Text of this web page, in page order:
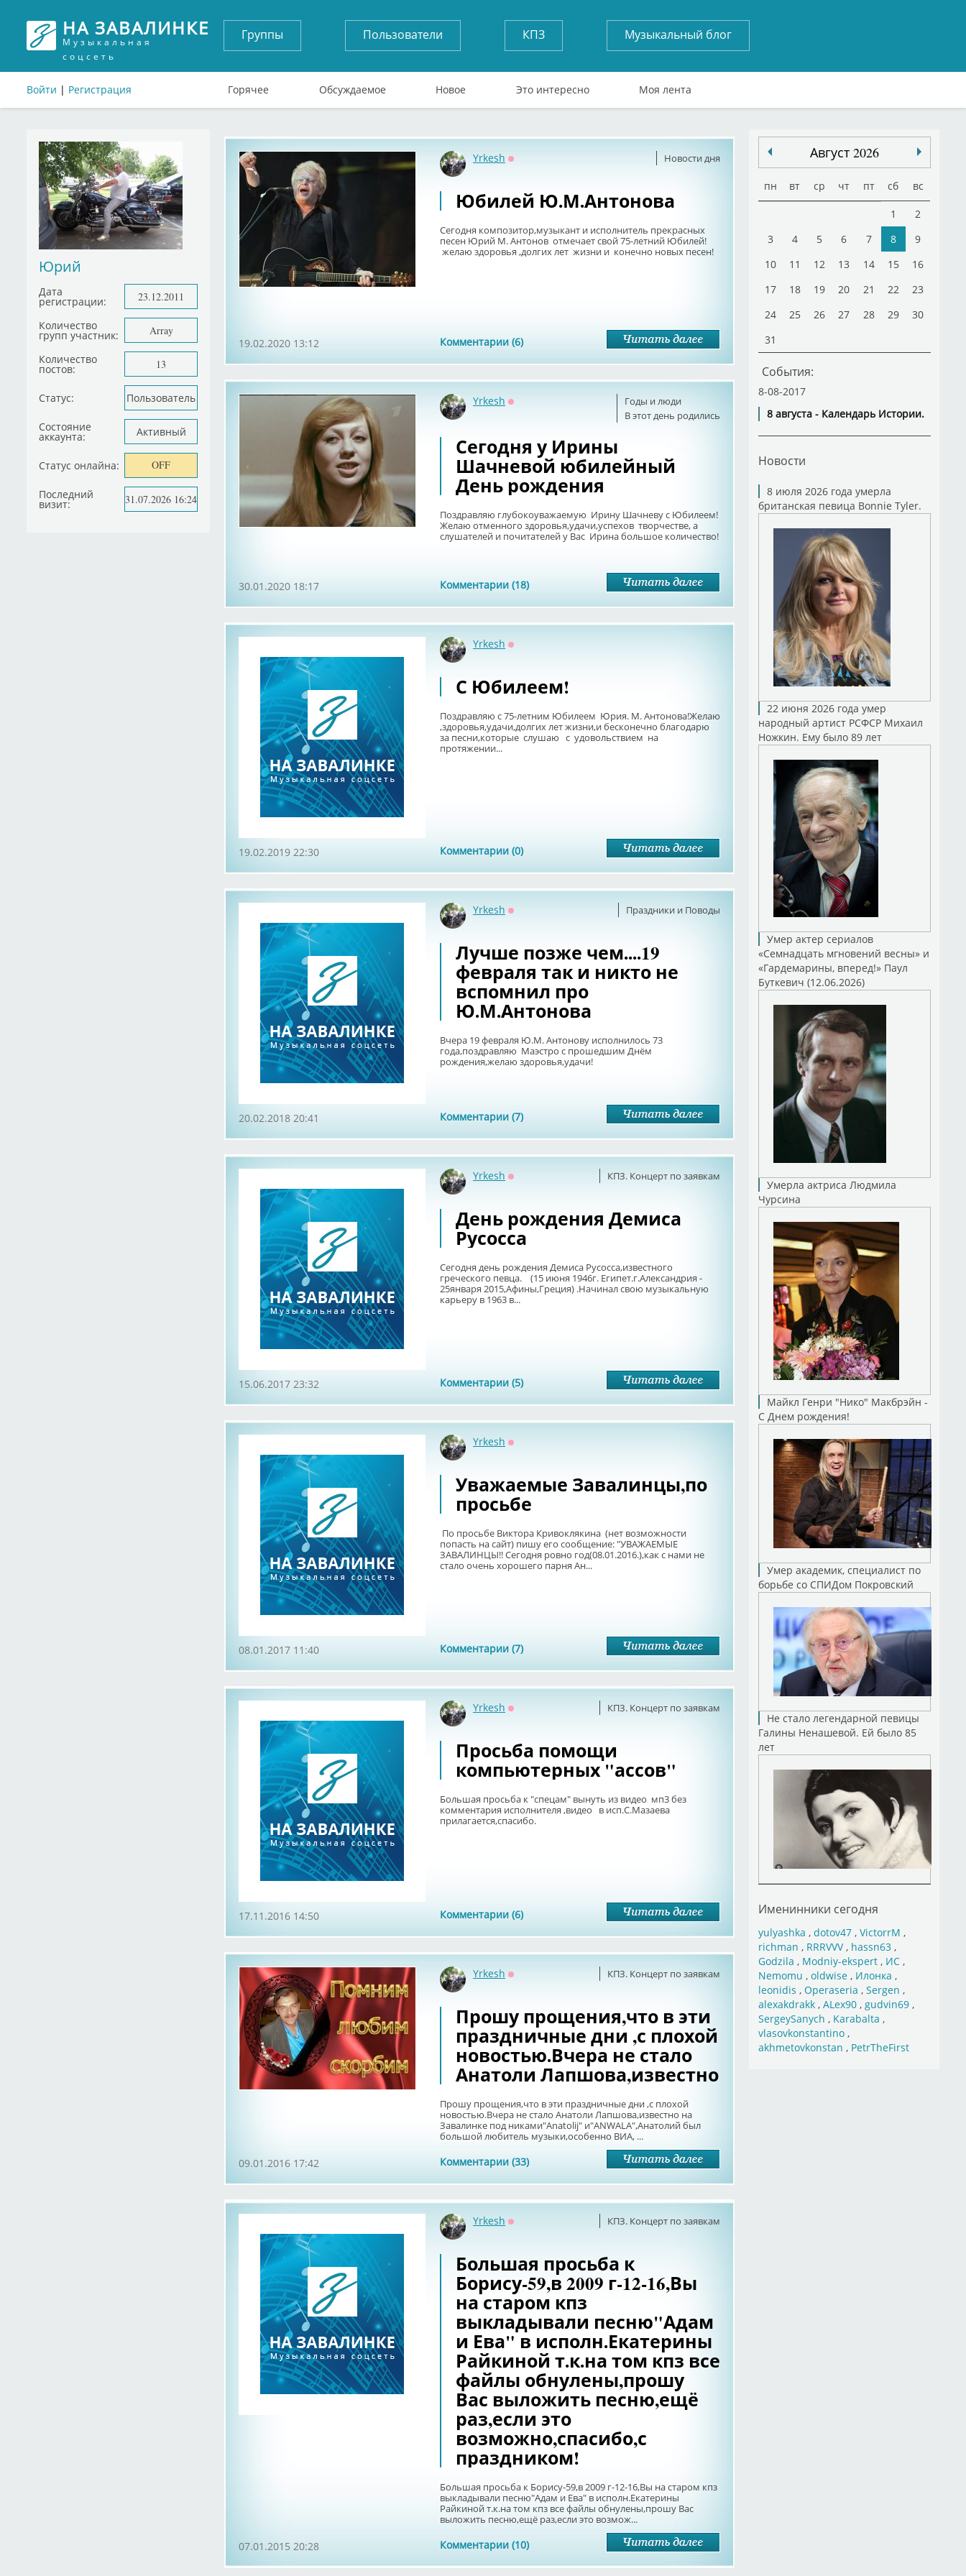
НА ЗАВАЛИНКЕ
Музыкальная
соцсеть
Войти | Регистрация
Группы Пользователи КПЗ Музыкальный блог
Горячее Обсуждаемое Новое Это интересно Моя лента
Юрий
Дата
регистрации: 23.12.2011
Количество
групп участник: Array
Количество
постов: 13
Статус: Пользователь
Состояние
аккаунта: Активный
Статус онлайна: OFF
Последний
визит: 31.07.2026 16:24
Новости дня
Yrkesh
Юбилей Ю.М.Антонова
Сегодня композитор,музыкант и исполнитель прекрасных
песен Юрий М. Антонов отмечает свой 75-летний Юбилей!
желаю здоровья ,долгих лет жизни и конечно новых песен!
Комментарии (6)
19.02.2020 13:12
Годы и люди
В этот день родились
Yrkesh
Сегодня у Ирины
Шачневой юбилейный
День рождения
Поздравляю глубокоуважаемую Ирину Шачневу с Юбилеем!
Желаю отменного здоровья,удачи,успехов творчестве, а
слушателей и почитателей у Вас Ирина большое количество!
Комментарии (18)
30.01.2020 18:17
Yrkesh
С Юбилеем!
Поздравляю с 75-летним Юбилеем Юрия. М. Антонова!Желаю
,здоровья,удачи,долгих лет жизни,и бесконечно благодарю
за песни,которые слушаю с удовольствием на
протяжении...
Комментарии (0)
19.02.2019 22:30
Праздники и Поводы
Yrkesh
Лучше позже чем....19
февраля так и никто не
вспомнил про
Ю.М.Антонова
Вчера 19 февраля Ю.М. Антонову исполнилось 73
года,поздравляю Маэстро с прошедшим Днём
рождения,желаю здоровья,удачи!
Комментарии (7)
20.02.2018 20:41
КПЗ. Концерт по заявкам
Yrkesh
День рождения Демиса
Русосса
Сегодня день рождения Демиса Русосса,известного
греческого певца. (15 июня 1946г. Египет.г.Александрия -
25января 2015,Афины,Греция) .Начинал свою музыкальную
карьеру в 1963 в...
Комментарии (5)
15.06.2017 23:32
Yrkesh
Уважаемые Завалинцы,по
просьбе
По просьбе Виктора Кривоклякина (нет возможности
попасть на сайт) пишу его сообщение: "УВАЖАЕМЫЕ
ЗАВАЛИНЦЫ!! Сегодня ровно год(08.01.2016.),как с нами не
стало очень хорошего парня Ан...
Комментарии (7)
08.01.2017 11:40
КПЗ. Концерт по заявкам
Yrkesh
Просьба помощи
компьютерных "ассов"
Большая просьба к "спецам" вынуть из видео мп3 без
комментария исполнителя ,видео в исп.С.Мазаева
прилагается,спасибо.
Комментарии (6)
17.11.2016 14:50
КПЗ. Концерт по заявкам
Yrkesh
Прошу прощения,что в эти
праздничные дни ,с плохой
новостью.Вчера не стало
Анатоли Лапшова,известно
Прошу прощения,что в эти праздничные дни ,с плохой
новостью.Вчера не стало Анатоли Лапшова,известно на
Завалинке под никами"Anatolij" и"ANWALA",Анатолий был
большой любитель музыки,особенно ВИА, ...
Комментарии (33)
09.01.2016 17:42
КПЗ. Концерт по заявкам
Yrkesh
Большая просьба к
Борису-59,в 2009 г-12-16,Вы
на старом кпз
выкладывали песню"Адам
и Ева" в исполн.Екатерины
Райкиной т.к.на том кпз все
файлы обнулены,прошу
Вас выложить песню,ещё
раз,если это
возможно,спасибо,с
праздником!
Большая просьба к Борису-59,в 2009 г-12-16,Вы на старом кпз
выкладывали песню"Адам и Ева" в исполн.Екатерины
Райкиной т.к.на том кпз все файлы обнулены,прошу Вас
выложить песню,ещё раз,если это возмож...
Комментарии (10)
07.01.2015 20:28
Август 2026
пн вт ср чт пт сб вс
1
2
3
4 5 6 7 8
9
10
11 12 13 14 15
16
17
18 19 20 21 22
23
24
25 26 27 28 29
30
31
События:
8-08-2017
8 августа - Календарь Истории.
Новости
8 июля 2026 года умерла
британская певица Bonnie Tyler.
22 июня 2026 года умер
народный артист РСФСР Михаил
Ножкин. Ему было 89 лет
Умер актер сериалов
«Семнадцать мгновений весны» и
«Гардемарины, вперед!» Паул
Буткевич (12.06.2026)
Умерла актриса Людмила
Чурсина
Майкл Генри "Нико" Макбрэйн -
С Днем рождения!
Умер академик, специалист по
борьбе со СПИДом Покровский
Не стало легендарной певицы
Галины Ненашевой. Ей было 85
лет
Именинники сегодня
yulyashka , dotov47, VictorrM ,
richman , RRRVVV, hassn63,
Godzila , Modniy-ekspert, ИС,
Nemomu , oldwise, Илонка ,
leonidis , Operaseria , Sergen ,
alexakdrakk, ALex90, gudvin69,
SergeySanych , Karabalta ,
vlasovkonstantino,
akhmetovkonstan , PetrTheFirst